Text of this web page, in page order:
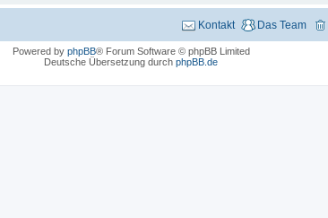
Das Team
Kontakt
Powered by phpBB® Forum Software © phpBB Limited
Deutsche Übersetzung durch phpBB.de